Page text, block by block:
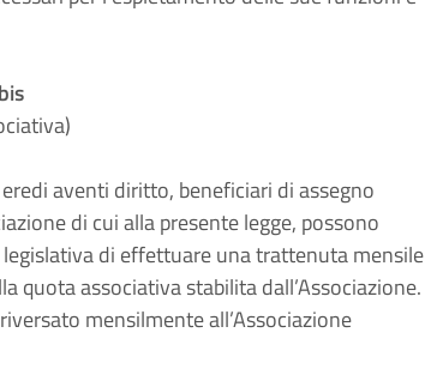
aventi diritto, beneficiari di assegno
di cui alla presente legge, possono
di effettuare una trattenuta mensile
quota associativa stabilita dall’Associazione.
mensilmente all’Associazione